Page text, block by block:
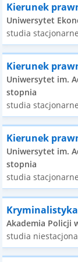
Kierunek
Uniwersytet
studia
Kierunek
Uniwersytet im.
stopnia
studia
Kierunek
Uniwersytet im.
stopnia
studia
Kryminalistyka
Akademia Policji
studia